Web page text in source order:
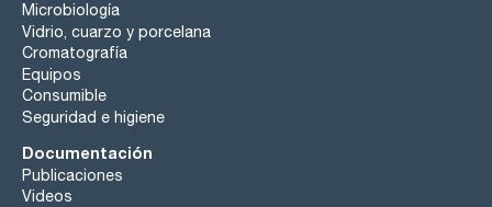
Microbiología
Vidrio, cuarzo y porcelana
Cromatografía
Equipos
Consumible
Seguridad e higiene
Documentación
Publicaciones
Videos